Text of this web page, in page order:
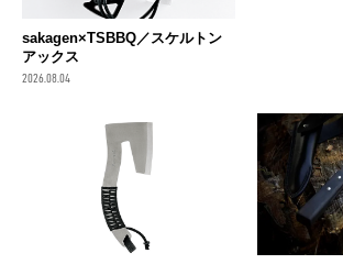
sakagen×TSBBQ／スケルトン
アックス
2026.08.04